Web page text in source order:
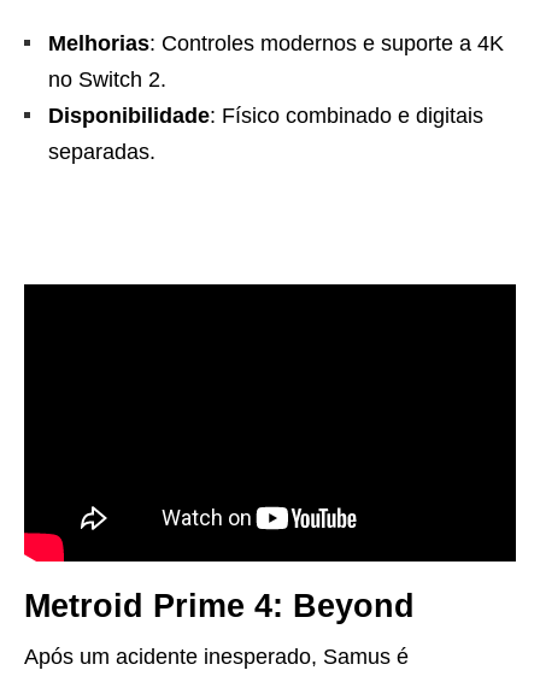
Melhorias: Controles modernos e suporte a 4K
no Switch 2.
Disponibilidade: Físico combinado e digitais
separadas.
Metroid Prime 4: Beyond
Após um acidente inesperado, Samus é